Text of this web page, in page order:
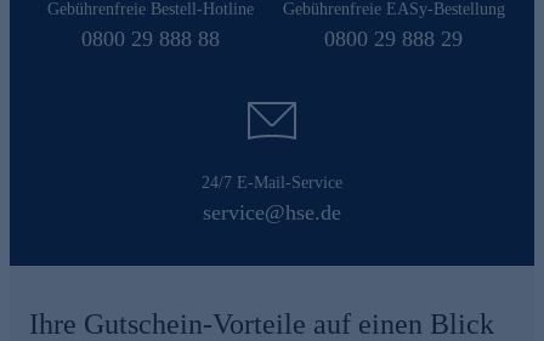
Gebührenfreie Bestell-Hotline
0800 29 888 88
Gebührenfreie EASy-Bestellung
0800 29 888 29
24/7 E-Mail-Service
service@hse.de
Ihre Gutschein-Vorteile auf einen Blick